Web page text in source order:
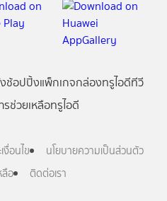
ช้อปปิ้งแพ็กเกจกล่องทรูไอดีทีวี
รช่วยเหลือทรูไอดี
งื่อนไข
นโยบายความเป็นส่วนตัว
ลือ
ติดต่อเรา